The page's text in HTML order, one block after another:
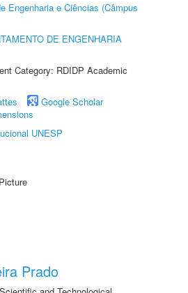
Engenharia e Ciências (Câmpus
DE ENGENHARIA
Category: RDIDP Academic
Google Scholar
UNESP
Prado